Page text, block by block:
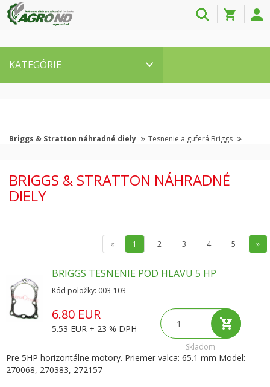
KATEGÓRIE
Briggs & Stratton náhradné diely Tesnenie a guferá Briggs
BRIGGS & STRATTON NÁHRADNÉ
DIELY
« 1 2 3 4 5 »
BRIGGS TESNENIE POD HLAVU 5 HP
Kód položky: 003-103
6.80 EUR
5.53 EUR + 23 % DPH
Skladom
Pre 5HP horizontálne motory. Priemer valca: 65.1 mm Model:
270068, 270383, 272157